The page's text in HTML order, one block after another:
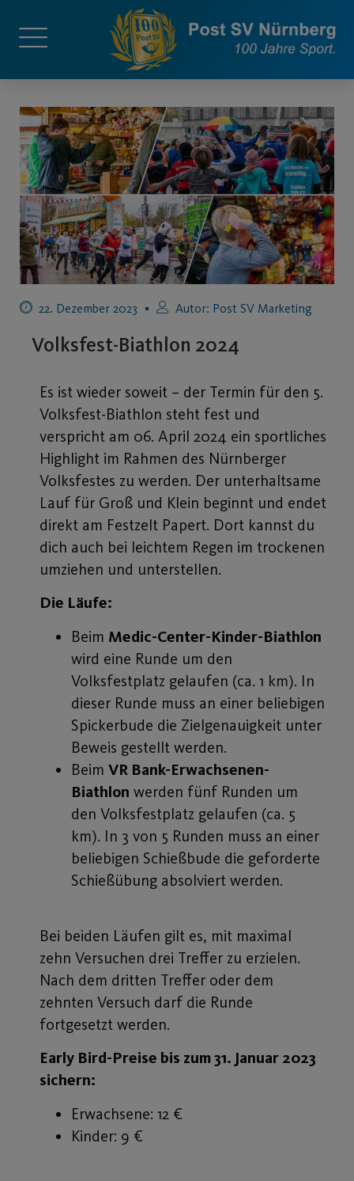
22. Dezember 2023 Autor: Post SV Marketing
Volksfest-Biathlon 2024
Es ist wieder soweit – der Termin für den 5.
Volksfest-Biathlon steht fest und
verspricht am 06. April 2024 ein sportliches
Highlight im Rahmen des Nürnberger
Volksfestes zu werden. Der unterhaltsame
Lauf für Groß und Klein beginnt und endet
direkt am Festzelt Papert. Dort kannst du
dich auch bei leichtem Regen im trockenen
umziehen und unterstellen.
Die Läufe:
Beim Medic-Center-Kinder-Biathlon
wird eine Runde um den
Volksfestplatz gelaufen (ca. 1 km). In
dieser Runde muss an einer beliebigen
Spickerbude die Zielgenauigkeit unter
Beweis gestellt werden.
Beim VR Bank-Erwachsenen-
Biathlon werden fünf Runden um
den Volksfestplatz gelaufen (ca. 5
km). In 3 von 5 Runden muss an einer
beliebigen Schießbude die geforderte
Schießübung absolviert werden.
Bei beiden Läufen gilt es, mit maximal
zehn Versuchen drei Treffer zu erzielen.
Nach dem dritten Treffer oder dem
zehnten Versuch darf die Runde
fortgesetzt werden.
Early Bird-Preise bis zum 31. Januar 2023
sichern:
Erwachsene: 12 €
Kinder: 9 €